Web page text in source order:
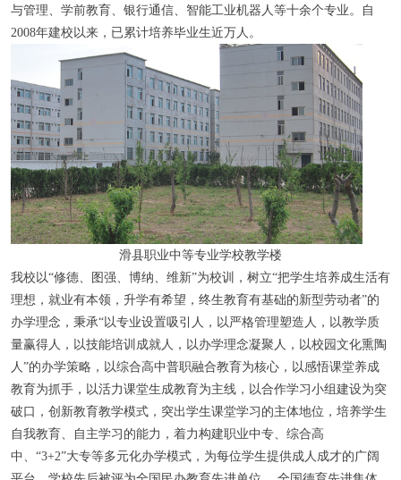
与管理、学前教育、银行通信、智能工业机器人等十余个专业。自
2008年建校以来，已累计培养毕业生近万人。
滑县职业中等专业学校教学楼
我校以“修德、图强、博纳、维新”为校训，树立“把学生培养成生活有
理想，就业有本领，升学有希望，终生教育有基础的新型劳动者”的
办学理念，秉承“以专业设置吸引人，以严格管理塑造人，以教学质
量赢得人，以技能培训成就人，以办学理念凝聚人，以校园文化熏陶
人”的办学策略，以综合高中普职融合教育为核心，以感悟课堂养成
教育为抓手，以活力课堂生成教育为主线，以合作学习小组建设为突
破口，创新教育教学模式，突出学生课堂学习的主体地位，培养学生
自我教育、自主学习的能力，着力构建职业中专、综合高
中、“3+2”大专等多元化办学模式，为每位学生提供成人成才的广阔